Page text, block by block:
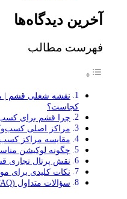
آخرین دیدگاه‌ها
فهرست مطالب
نقشه شغلی قشم |
کجاست؟
چرا قشم برای
مراکز اصلی
مقایسه مراکز
چگونه لوکیشن
نقش پرتال تجاری
نکات کلیدی برای
سؤالات متداول (FAQ)